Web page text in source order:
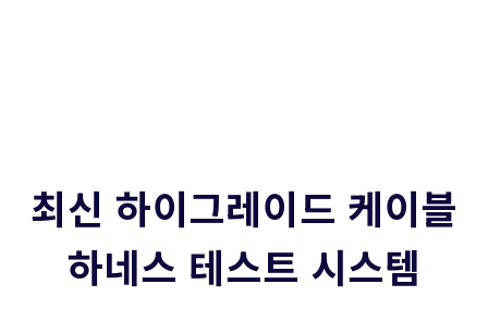
최신 하이그레이드 케이블
하네스 테스트 시스템